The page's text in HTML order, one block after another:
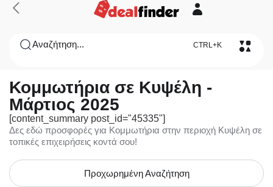
Αναζήτηση... CTRL+K
Κομμωτήρια σε Κυψέλη -
Μάρτιος 2025
[content_summary post_id="45335"]
Δες εδώ προσφορές για Κομμωτήρια στην περιοχή Κυψέλη σε
τοπικές επιχειρήσεις κοντά σου!
Προχωρημένη Αναζήτηση